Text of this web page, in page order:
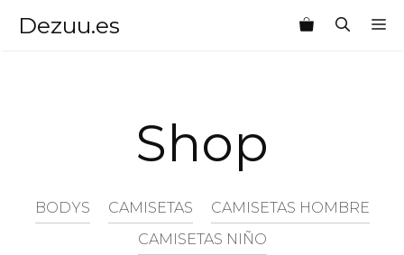
Dezuu.es
Shop
BODYS CAMISETAS
CAMISETAS HOMBRE
CAMISETAS NIÑO